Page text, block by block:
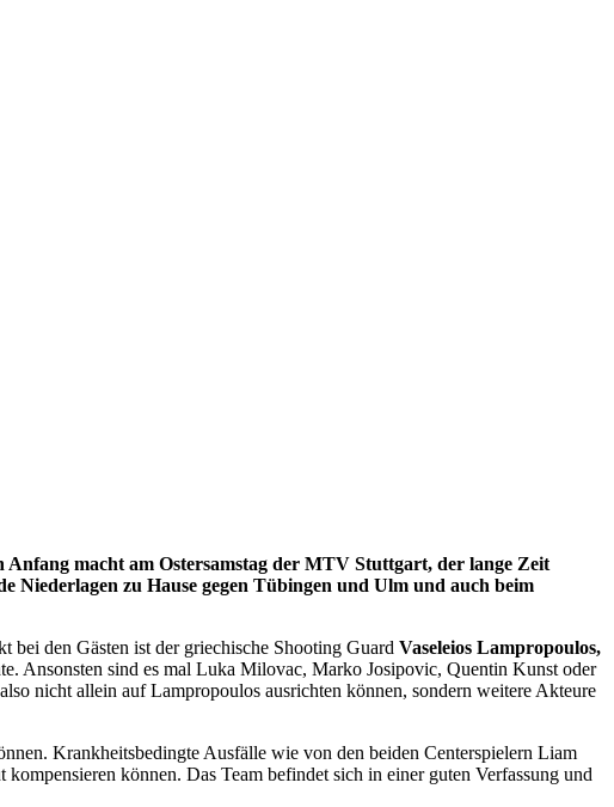
Anfang macht am Ostersamstag der MTV Stuttgart, der lange Zeit
Niederlagen zu Hause gegen Tübingen und Ulm und auch beim
den Gästen ist der griechische Shooting Guard Vaseleios Lampropoulos,
Ansonsten sind es mal Luka Milovac, Marko Josipovic, Quentin Kunst oder
nicht allein auf Lampropoulos ausrichten können, sondern weitere Akteure
Krankheitsbedingte Ausfälle wie von den beiden Centerspielern Liam
können. Das Team befindet sich in einer guten Verfassung und